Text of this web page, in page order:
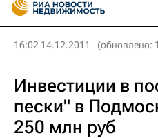
16:02 14.12.2011 (обновлено:
Инвестиции в
пески" в
250 млн руб